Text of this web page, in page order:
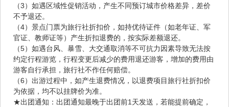
（3）如遇区域性促销活动，产生不同预订城市价格差异，差价
不予退还。
（4）景点门票为旅行社折扣价，如持优待证件（如老年证、军
官证、教师证等）产生折扣退费的，按实际差额退还。
（5）如遇台风、暴雪、大交通取消等不可抗力因素导致无法按
约定行程游览，行程变更后减少的费用退还游客，增加的费用由
游客自行承担，旅行社不作任何赔偿。
（6）出游过程中，如产生退费情况，以退费项目旅行社折扣价
为依据，均不以挂牌价为准。
★出团通知：出团通知最晚于出团前1天发送，若能提前确定，